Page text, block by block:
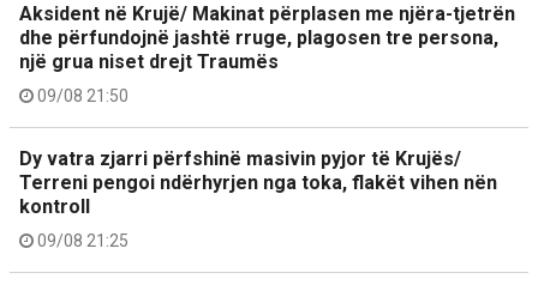
Aksident në Krujë/ Makinat përplasen me njëra-tjetrën
dhe përfundojnë jashtë rruge, plagosen tre persona,
një grua niset drejt Traumës
09/08 21:50
Dy vatra zjarri përfshinë masivin pyjor të Krujës/
Terreni pengoi ndërhyrjen nga toka, flakët vihen nën
kontroll
09/08 21:25